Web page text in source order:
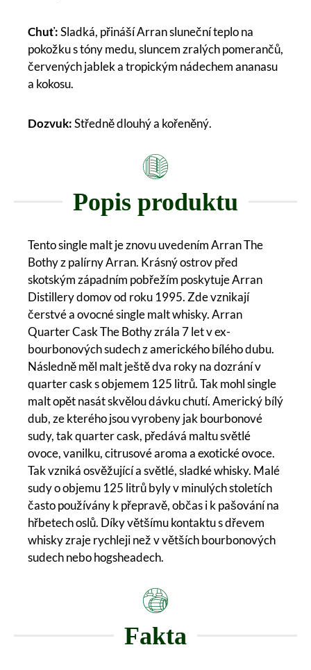
Chuť:Sladká, přináší Arran sluneční teplo na
pokožku s tóny medu, sluncem zralých pomerančů,
červených jablek a tropickým nádechem ananasu
a kokosu.
Dozvuk:Středně dlouhý a kořeněný.
Popis produktu
Tento single malt je znovu uvedením Arran The
Bothy z palírny Arran. Krásný ostrov před
skotským západním pobřežím poskytuje Arran
Distillery domov od roku 1995. Zde vznikají
čerstvé a ovocné single malt whisky. Arran
Quarter Cask The Bothy zrála 7 let v ex-
bourbonových sudech z amerického bílého dubu.
Následně měl malt ještě dva roky na dozrání v
quarter cask s objemem 125 litrů. Tak mohl single
malt opět nasát skvělou dávku chutí. Americký bílý
dub, ze kterého jsou vyrobeny jak bourbonové
sudy, tak quarter cask, předává maltu světlé
ovoce, vanilku, citrusové aroma a exotické ovoce.
Tak vzniká osvěžující a světlé, sladké whisky. Malé
sudy o objemu 125 litrů byly v minulých stoletích
často používány k přepravě, občas i k pašování na
hřbetech oslů. Díky většímu kontaktu s dřevem
whisky zraje rychleji než v větších bourbonových
sudech nebo hogsheadech.
Fakta